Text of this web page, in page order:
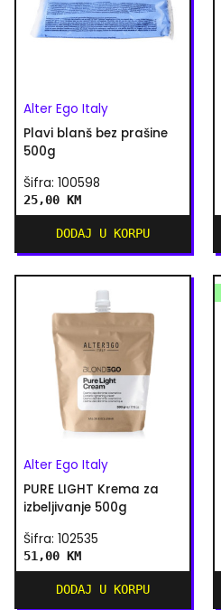
Alter Ego Italy
Plavi blanš bez prašine
500g
Šifra: 100598
25,00 KM
DODAJ U KORPU
Alter Ego Italy
PURE LIGHT Krema za
izbeljivanje 500g
Šifra: 102535
51,00 KM
DODAJ U KORPU